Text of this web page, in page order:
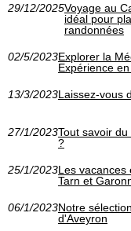
29/12/2025Voyage au
idéal pour
randonnées
02/5/2023Explorer la
Expérience
13/3/2023Laissez-vous
27/1/2023Tout savoir du
?
25/1/2023Les vacances
Tarn et
06/1/2023Notre
d'Aveyron